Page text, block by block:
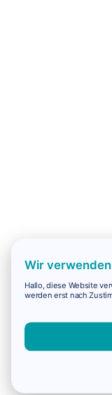
Wir
Hallo, diese Website
werden erst nach